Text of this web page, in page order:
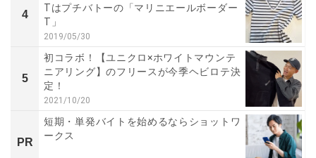
4
Tはプチバトーの「マリニエールボーダー
T」
2019/05/30
5
初コラボ！【ユニクロ×ホワイトマウンテ
ニアリング】のフリースが今季ヘビロテ決
定！
2021/10/20
PR
短期・単発バイトを始めるならショットワ
ークス